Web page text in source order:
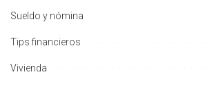
Sueldo y nómina
Tips financieros
Vivienda